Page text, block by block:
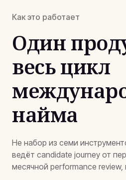
Как это работает
Один
весь цикл
найма
Не набор из семи
ведёт candidate journey от
месячной performance